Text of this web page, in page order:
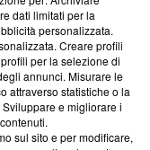
Frasca, 3 - 6900
dati limitati per la
personalizzata.
Creare profili
per la selezione di
annunci. Misurare le
attraverso statistiche o la
e migliorare i
sul sito e per modificare,